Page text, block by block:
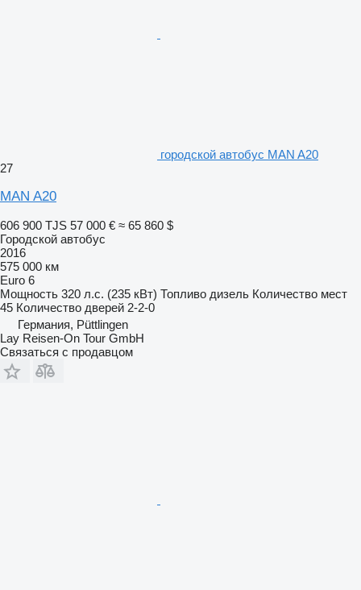
городской автобус MAN A20
27
MAN A20
606 900 TJS 57 000 € ≈ 65 860 $
Городской автобус
2016
575 000 км
Euro 6
Мощность 320 л.с. (235 кВт) Топливо дизель Количество мест
45 Количество дверей 2-2-0
Германия, Püttlingen
Lay Reisen-On Tour GmbH
Связаться с продавцом